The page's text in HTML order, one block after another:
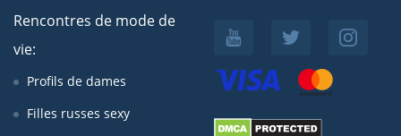
Rencontres de mode de
vie:
Profils de dames
Filles russes sexy